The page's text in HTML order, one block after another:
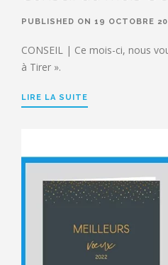
PUBLISHED ON 19 OCTOBRE
CONSEIL | Ce mois-ci, nous
à Tirer ».
LIRE LA SUITE